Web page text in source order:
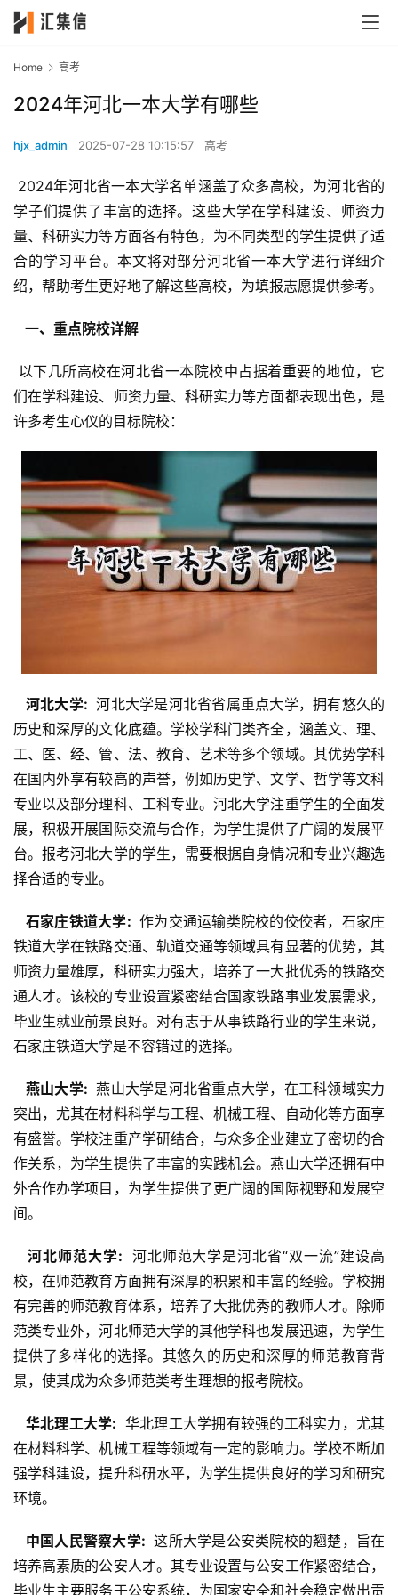
Home 高考
2024年河北一本大学有哪些
hjx_admin 2025-07-28 10:15:57 高考
学子们提供了丰富的选择。这些大学在学科建设、师资力
量、科研实力等方面各有特色，为不同类型的学生提供了适
合的学习平台。本文将对部分河北省一本大学进行详细介
绍，帮助考生更好地了解这些高校，为填报志愿提供参考。
  一、重点院校详解
们在学科建设、师资力量、科研实力等方面都表现出色，是
许多考生心仪的目标院校：
  河北大学:
河北大学是河北省省属重点大学，拥有悠久的
历史和深厚的文化底蕴。学校学科门类齐全，涵盖文、理、
工、医、经、管、法、教育、艺术等多个领域。其优势学科
在国内外享有较高的声誉，例如历史学、文学、哲学等文科
专业以及部分理科、工科专业。河北大学注重学生的全面发
展，积极开展国际交流与合作，为学生提供了广阔的发展平
台。报考河北大学的学生，需要根据自身情况和专业兴趣选
择合适的专业。
  石家庄铁道大学:
作为交通运输类院校的佼佼者，石家庄
铁道大学在铁路交通、轨道交通等领域具有显著的优势，其
师资力量雄厚，科研实力强大，培养了一大批优秀的铁路交
通人才。该校的专业设置紧密结合国家铁路事业发展需求，
毕业生就业前景良好。对有志于从事铁路行业的学生来说，
石家庄铁道大学是不容错过的选择。
  燕山大学:
燕山大学是河北省重点大学，在工科领域实力
突出，尤其在材料科学与工程、机械工程、自动化等方面享
有盛誉。学校注重产学研结合，与众多企业建立了密切的合
作关系，为学生提供了丰富的实践机会。燕山大学还拥有中
外合作办学项目，为学生提供了更广阔的国际视野和发展空
间。
  河北师范大学:
河北师范大学是河北省“双一流”建设高
校，在师范教育方面拥有深厚的积累和丰富的经验。学校拥
有完善的师范教育体系，培养了大批优秀的教师人才。除师
范类专业外，河北师范大学的其他学科也发展迅速，为学生
提供了多样化的选择。其悠久的历史和深厚的师范教育背
景，使其成为众多师范类考生理想的报考院校。
  华北理工大学:
华北理工大学拥有较强的工科实力，尤其
在材料科学、机械工程等领域有一定的影响力。学校不断加
强学科建设，提升科研水平，为学生提供良好的学习和研究
环境。
  中国人民警察大学:
这所大学是公安类院校的翘楚，旨在
培养高素质的公安人才。其专业设置与公安工作紧密结合，
毕业生主要服务于公安系统，为国家安全和社会稳定做出贡